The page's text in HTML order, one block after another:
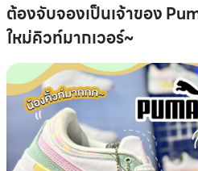
ต้องจับจองเป็นเจ้าของ
ใหม่คิวท์มากเวอร์~